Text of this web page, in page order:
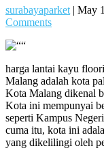
surabayaparket | May
Comments
harga lantai kayu
Malang adalah kota
Kota Malang dikenal
Kota ini mempunyai
seperti Kampus
cuma itu, kota ini
yang dikelilingi oleh